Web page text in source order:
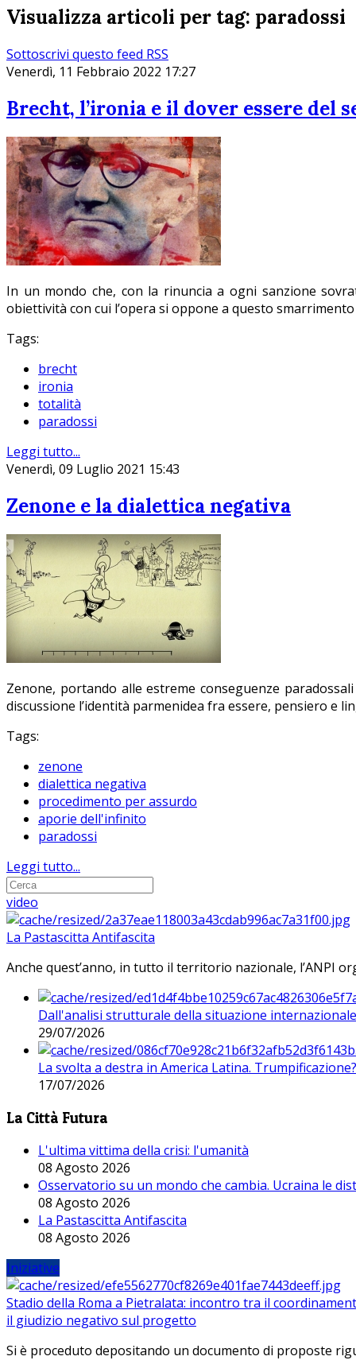
Visualizza articoli per tag: paradossi
Sottoscrivi questo feed RSS
Venerdì, 11 Febbraio 2022 17:27
Brecht, l’ironia e il dover essere del
In un mondo che, con la rinuncia a ogni sanzione
obiettività con cui l’opera si oppone a questo
Tags:
brecht
ironia
totalità
paradossi
Leggi tutto...
Venerdì, 09 Luglio 2021 15:43
Zenone e la dialettica negativa
Zenone, portando alle estreme conseguenze
discussione l’identità parmenidea fra essere, pensiero e
Tags:
zenone
dialettica negativa
procedimento per assurdo
aporie dell'infinito
paradossi
Leggi tutto...
video
La Pastascitta Antifascita
Anche quest’anno, in tutto il territorio nazionale, l’ANPI
Dall'analisi strutturale della situazione
29/07/2026
La svolta a destra in America Latina. Trumpificazione?
17/07/2026
La Città Futura
L'ultima vittima della crisi: l'umanità
08 Agosto 2026
Osservatorio su un mondo che cambia. Ucraina le
08 Agosto 2026
La Pastascitta Antifascita
08 Agosto 2026
Iniziative
Stadio della Roma a Pietralata: incontro tra il
il giudizio negativo sul progetto
Si è proceduto depositando un documento di proposte